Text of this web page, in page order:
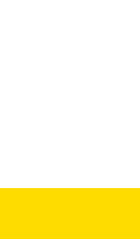
también son
sobre nuevas